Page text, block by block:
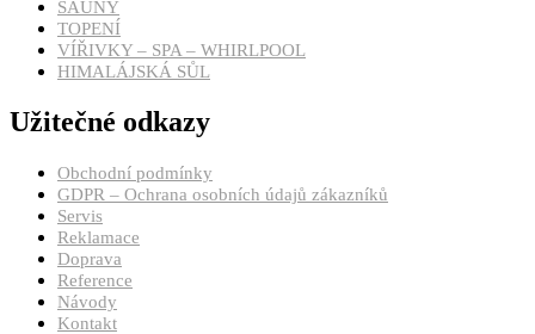
SAUNY
TOPENÍ
VÍŘIVKY – SPA – WHIRLPOOL
HIMALÁJSKÁ SŮL
Užitečné odkazy
Obchodní podmínky
GDPR – Ochrana osobních údajů zákazníků
Servis
Reklamace
Doprava
Reference
Návody
Kontakt